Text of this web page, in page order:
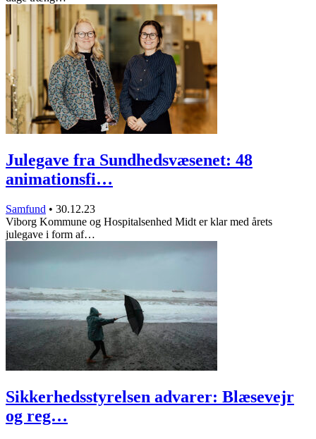
Julegave fra Sundhedsvæsenet: 48
animationsfi…
Samfund • 30.12.23
Viborg Kommune og Hospitalsenhed Midt er klar med årets
julegave i form af…
Sikkerhedsstyrelsen advarer: Blæsevejr
og reg…